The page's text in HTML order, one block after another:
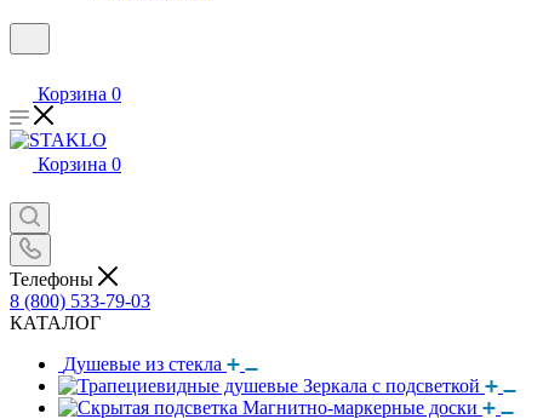
Корзина 0
Корзина 0
Телефоны
8 (800) 533-79-03
КАТАЛОГ
Душевые из стекла
Зеркала с подсветкой
Магнитно-маркерные доски